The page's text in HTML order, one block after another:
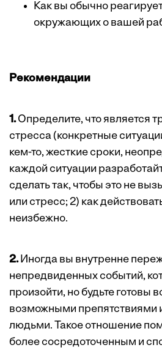
Как вы обычно
окружающих о вашей
Рекомендации
1.Определите, что является
стресса (конкретные
кем-то, жесткие сроки,
каждой ситуации
сделать так, чтобы это не
или стресс; 2) как
неизбежно.
2.Иногда вы внутренне
непредвиденных событий,
произойти, но будьте готовы
возможными препятствиями
людьми. Такое отношение
более сосредоточенным и